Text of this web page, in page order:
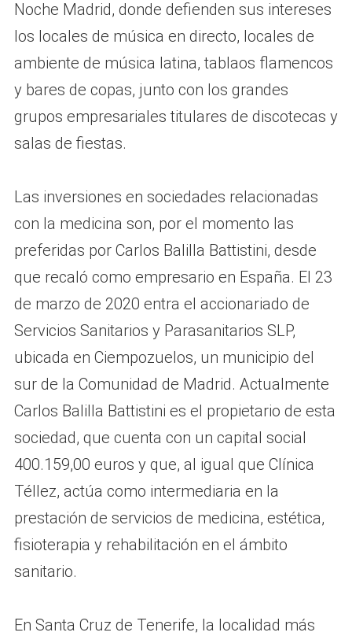
Noche Madrid, donde defienden sus intereses
los locales de música en directo, locales de
ambiente de música latina, tablaos flamencos
y bares de copas, junto con los grandes
grupos empresariales titulares de discotecas y
salas de fiestas.
Las inversiones en sociedades relacionadas
con la medicina son, por el momento las
preferidas por Carlos Balilla Battistini, desde
que recaló como empresario en España. El 23
de marzo de 2020 entra el accionariado de
Servicios Sanitarios y Parasanitarios SLP,
ubicada en Ciempozuelos, un municipio del
sur de la Comunidad de Madrid. Actualmente
Carlos Balilla Battistini es el propietario de esta
sociedad, que cuenta con un capital social
400.159,00 euros y que, al igual que Clínica
Téllez, actúa como intermediaria en la
prestación de servicios de medicina, estética,
fisioterapia y rehabilitación en el ámbito
sanitario.
En Santa Cruz de Tenerife, la localidad más